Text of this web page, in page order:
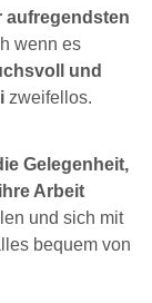
aufregendsten
wenn es
und
zweifellos.
Gelegenheit,
Arbeit
und sich mit
bequem von